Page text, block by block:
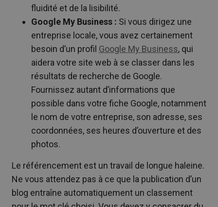
fluidité et de la lisibilité.
Google My Business : Si vous dirigez une
entreprise locale, vous avez certainement
besoin d’un profil Google My Business, qui
aidera votre site web à se classer dans les
résultats de recherche de Google.
Fournissez autant d’informations que
possible dans votre fiche Google, notamment
le nom de votre entreprise, son adresse, ses
coordonnées, ses heures d’ouverture et des
photos.
Le référencement est un travail de longue haleine.
Ne vous attendez pas à ce que la publication d’un
blog entraîne automatiquement un classement